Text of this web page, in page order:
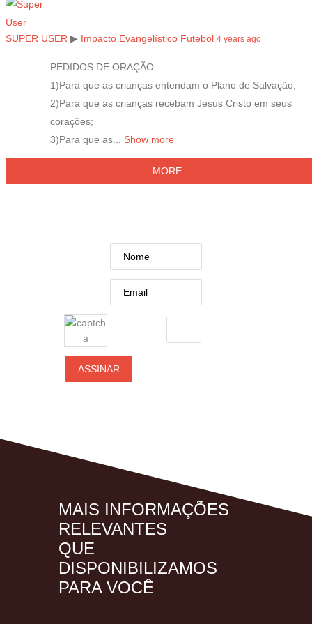
SUPER USER ▶ Impacto Evangelístico Futebol 4 years ago
PEDIDOS DE ORAÇÃO
1)Para que as crianças entendam o Plano de Salvação;
2)Para que as crianças recebam Jesus Cristo em seus
corações;
3)Para que as...
Show more
MORE
MAIS INFORMAÇÕES
RELEVANTES
QUE
DISPONIBILIZAMOS
PARA VOCÊ